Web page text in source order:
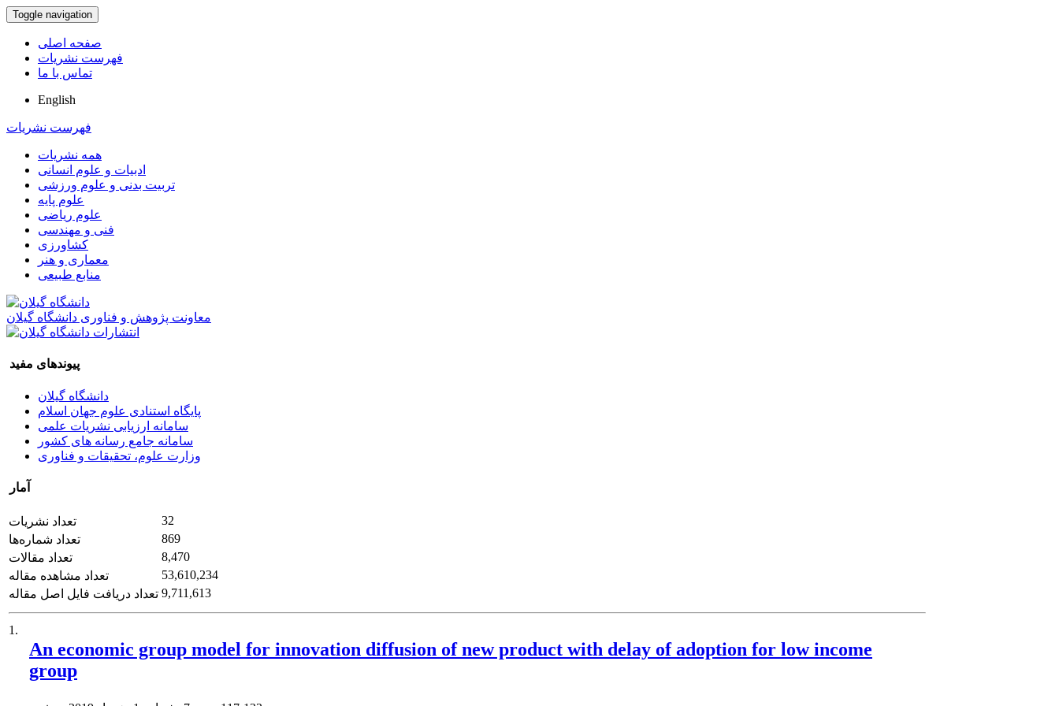
Toggle navigation
صفحه اصلی
فهرست نشریات
تماس با ما
English
فهرست نشریات
همه نشریات
ادبیات و علوم انسانی
تربیت بدنی و علوم ورزشی
علوم پایه
علوم ریاضی
فنی و مهندسی
کشاورزی
معماری و هنر
منابع طبیعی
معاونت پژوهش و فناوری دانشگاه گیلان
پیوندهای مفید
دانشگاه گیلان
پایگاه استنادی علوم جهان اسلام
سامانه ارزیابی نشریات علمی
سامانه جامع رسانه های کشور
وزارت علوم، تحقیقات و فناوری
آمار
تعداد نشریات
32
تعداد شماره‌ها
869
تعداد مقالات
8,470
تعداد مشاهده مقاله
53,610,234
تعداد دریافت فایل اصل مقاله 9,711,613
1.
An economic group model for innovation diffusion of new product with delay of adoption for low income
group